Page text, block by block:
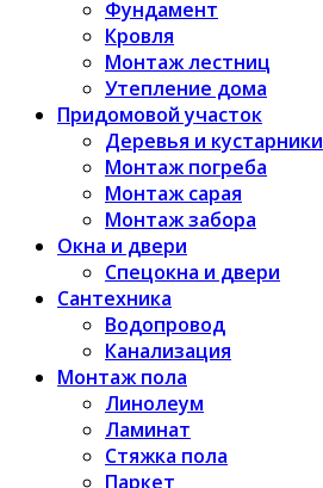
Фундамент
Кровля
Монтаж лестниц
Утепление дома
Придомовой участок
Деревья и кустарники
Монтаж погреба
Монтаж сарая
Монтаж забора
Окна и двери
Спецокна и двери
Сантехника
Водопровод
Канализация
Монтаж пола
Линолеум
Ламинат
Стяжка пола
Паркет